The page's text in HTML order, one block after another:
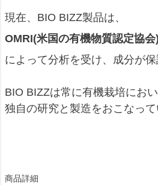
現在、BIO BIZZ製品は、
OMRI(米国の有機物質認定協会)
によって分析を受け、成分が保
BIO BIZZは常に有機栽培にお
独自の研究と製造をおこなって
商品詳細